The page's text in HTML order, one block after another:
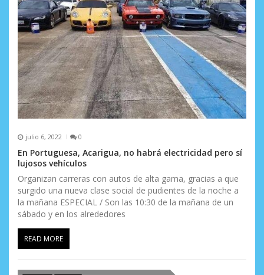
d
e
e
n
t
r
a
d
a
s
julio 6, 2022 0
En Portuguesa, Acarigua, no habrá electricidad pero sí
lujosos vehículos
Organizan carreras con autos de alta gama, gracias a que
surgido una nueva clase social de pudientes de la noche a
la mañana ESPECIAL / Son las 10:30 de la mañana de un
sábado y en los alrededores
READ MORE